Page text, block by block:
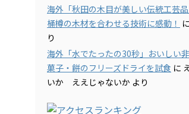
海外「秋田の木目が美しい伝統工芸
桶樽の木材を合わせる技術に感動！ に
り
海外「水でたったの30秒」おいしい
菓子・餅のフリーズドライを試食 に
いか ええじゃないか より